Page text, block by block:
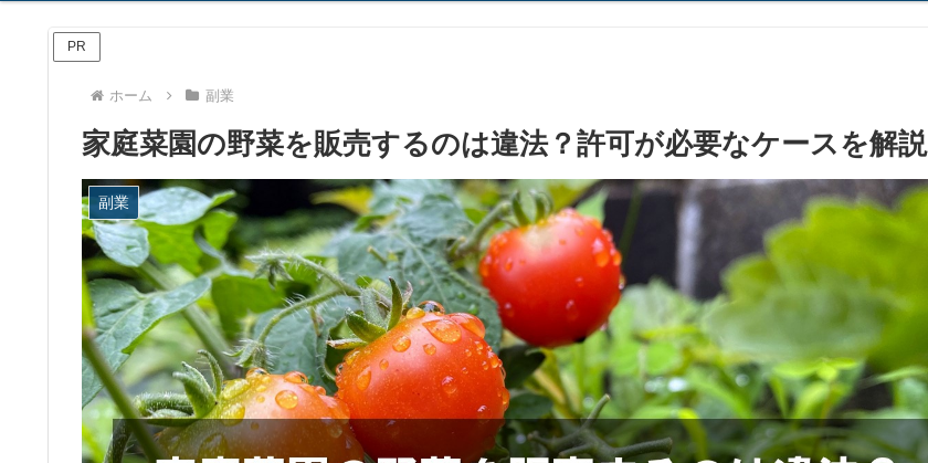
PR
ホーム 副業
家庭菜園の野菜を販売するのは違法？許可が必要なケースを解説
副業